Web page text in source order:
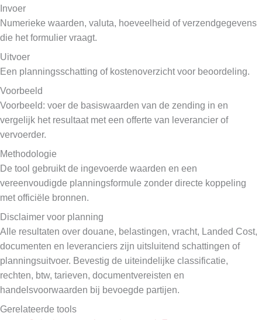
Invoer
Numerieke waarden, valuta, hoeveelheid of verzendgegevens
die het formulier vraagt.
Uitvoer
Een planningsschatting of kostenoverzicht voor beoordeling.
Voorbeeld
Voorbeeld: voer de basiswaarden van de zending in en
vergelijk het resultaat met een offerte van leverancier of
vervoerder.
Methodologie
De tool gebruikt de ingevoerde waarden en een
vereenvoudigde planningsformule zonder directe koppeling
met officiële bronnen.
Disclaimer voor planning
Alle resultaten over douane, belastingen, vracht, Landed Cost,
documenten en leveranciers zijn uitsluitend schattingen of
planningsuitvoer. Bevestig de uiteindelijke classificatie,
rechten, btw, tarieven, documentvereisten en
handelsvoorwaarden bij bevoegde partijen.
Gerelateerde tools